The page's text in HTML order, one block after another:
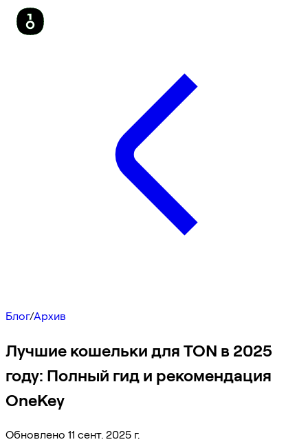
Блог/Архив
Лучшие кошельки для TON в 2025
году: Полный гид и рекомендация
OneKey
Обновлено 11 сент. 2025 г.